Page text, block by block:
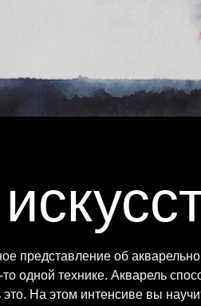
представление об
одной технике. Акварель
На этом интенсиве вы